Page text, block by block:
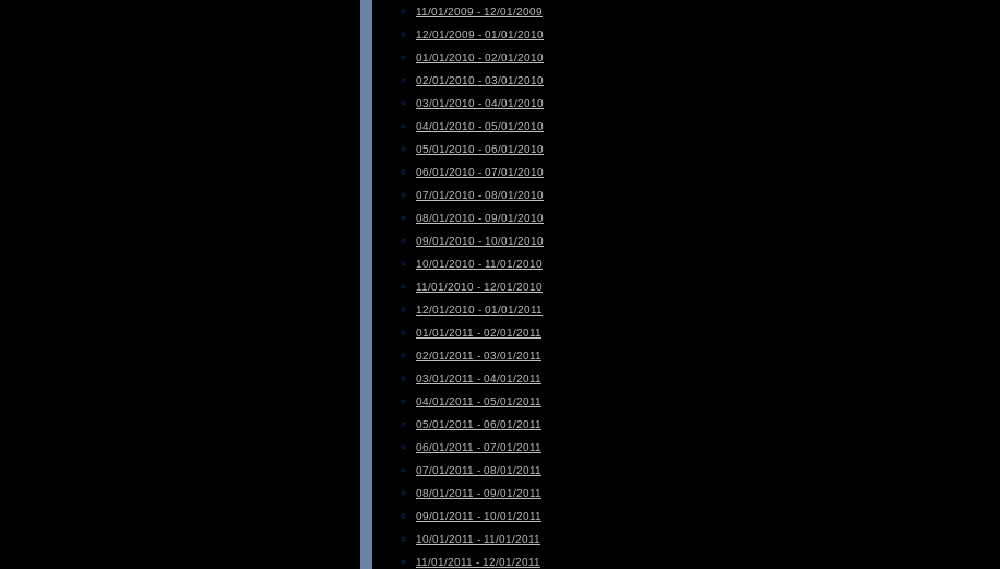
11/01/2009 - 12/01/2009
12/01/2009 - 01/01/2010
01/01/2010 - 02/01/2010
02/01/2010 - 03/01/2010
03/01/2010 - 04/01/2010
04/01/2010 - 05/01/2010
05/01/2010 - 06/01/2010
06/01/2010 - 07/01/2010
07/01/2010 - 08/01/2010
08/01/2010 - 09/01/2010
09/01/2010 - 10/01/2010
10/01/2010 - 11/01/2010
11/01/2010 - 12/01/2010
12/01/2010 - 01/01/2011
01/01/2011 - 02/01/2011
02/01/2011 - 03/01/2011
03/01/2011 - 04/01/2011
04/01/2011 - 05/01/2011
05/01/2011 - 06/01/2011
06/01/2011 - 07/01/2011
07/01/2011 - 08/01/2011
08/01/2011 - 09/01/2011
09/01/2011 - 10/01/2011
10/01/2011 - 11/01/2011
11/01/2011 - 12/01/2011